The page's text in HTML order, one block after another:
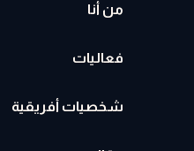
من أنا
فعاليات
شخصيات أفريقية